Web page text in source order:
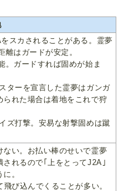
スカされることがある。霊夢
離はガードが安定。
。ガードすれば固めが始ま
ターを宣言した霊夢はガンガ
られた場合は着地をこれで狩
ズ打撃。安易な射撃固めは蹴
い。お払い棒のせいで霊夢
れるので｢上をとってJ2A｣
。
び込んでくることが多い。